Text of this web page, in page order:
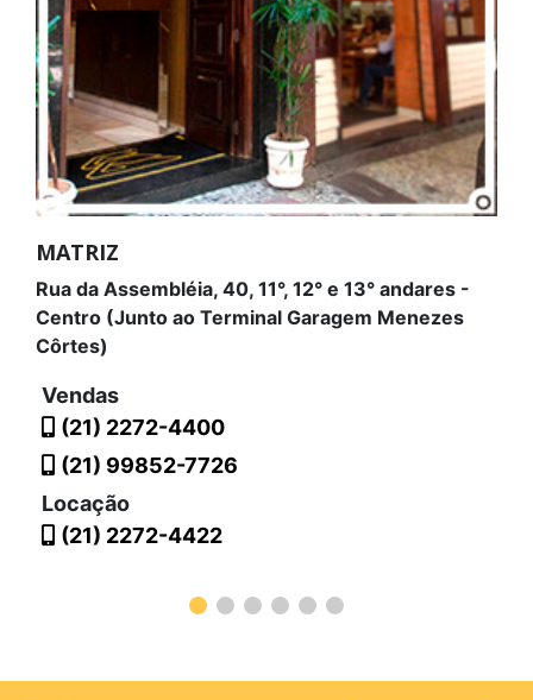
MATRIZ
Rua da Assembléia, 40, 11°, 12° e 13° andares -
Centro (Junto ao Terminal Garagem Menezes
Côrtes)
Vendas
(21) 2272-4400
(21) 99852-7726
Locação
(21) 2272-4422